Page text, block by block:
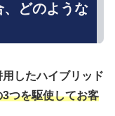
どのような
したハイブリッド
つを駆使してお客